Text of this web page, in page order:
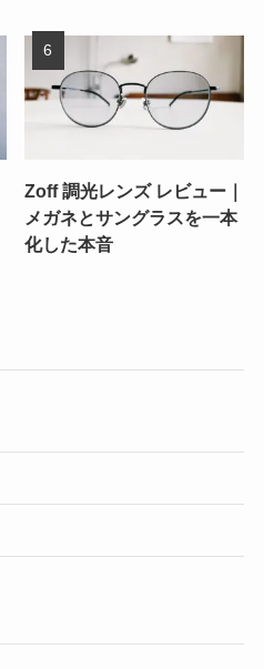
Zoff 調光レンズ レビュー｜
メガネとサングラスを一本
化した本音